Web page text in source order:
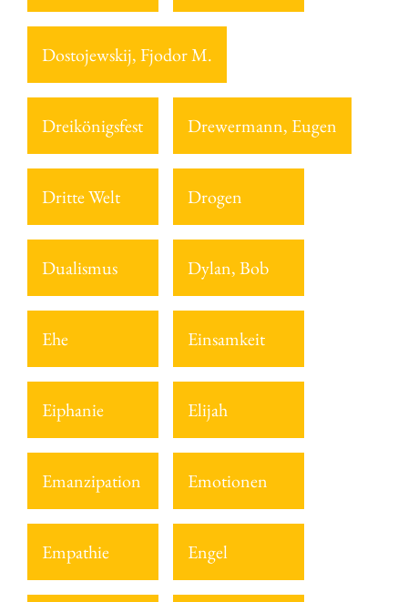
Dostojewskij, Fjodor M.
Dreikönigsfest Drewermann, Eugen
Dritte Welt Drogen
Dualismus Dylan, Bob
Ehe Einsamkeit
Eiphanie Elijah
Emanzipation Emotionen
Empathie Engel